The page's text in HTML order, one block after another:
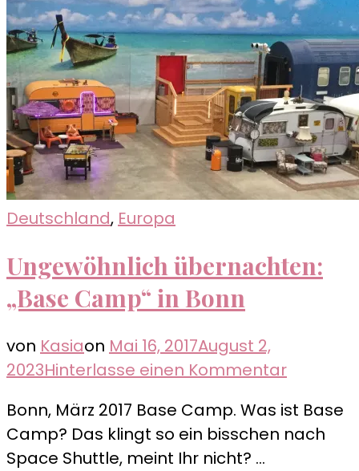
Deutschland, Europa
Ungewöhnlich übernachten:
„Base Camp“ in Bonn
von Kasiaon Mai 16, 2017August 2,
2023Hinterlasse einen Kommentarzu
„Base
Bonn, März 2017 Base Camp. Was ist Base
Camp? Das klingt so ein bisschen nach
Space Shuttle, meint Ihr nicht? …